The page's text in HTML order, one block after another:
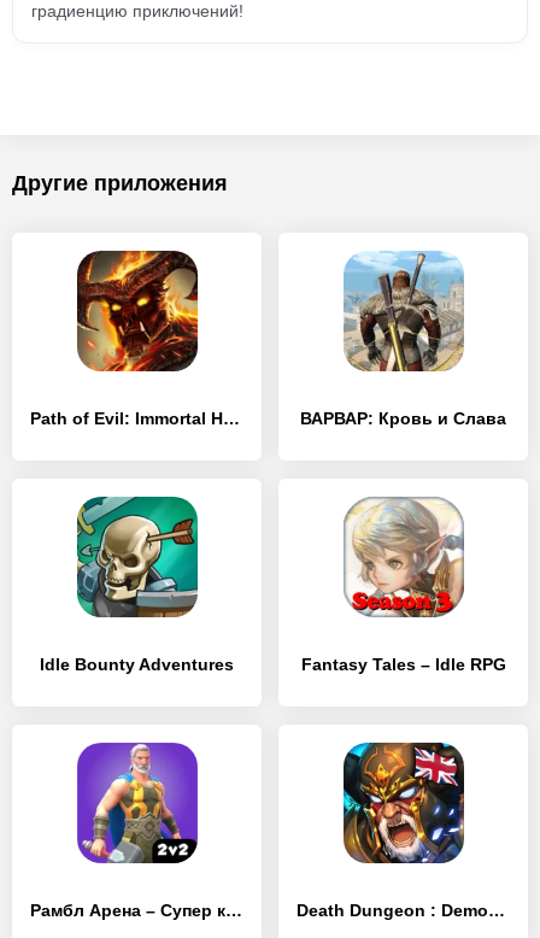
градиенцию приключений!
Другие приложения
Path of Evil: Immortal Hunter ВАРВАР: Кровь и Слава
Idle Bounty Adventures Fantasy Tales – Idle RPG
Рамбл Арена – Супер круш Death Dungeon : Demon Hunting RPG